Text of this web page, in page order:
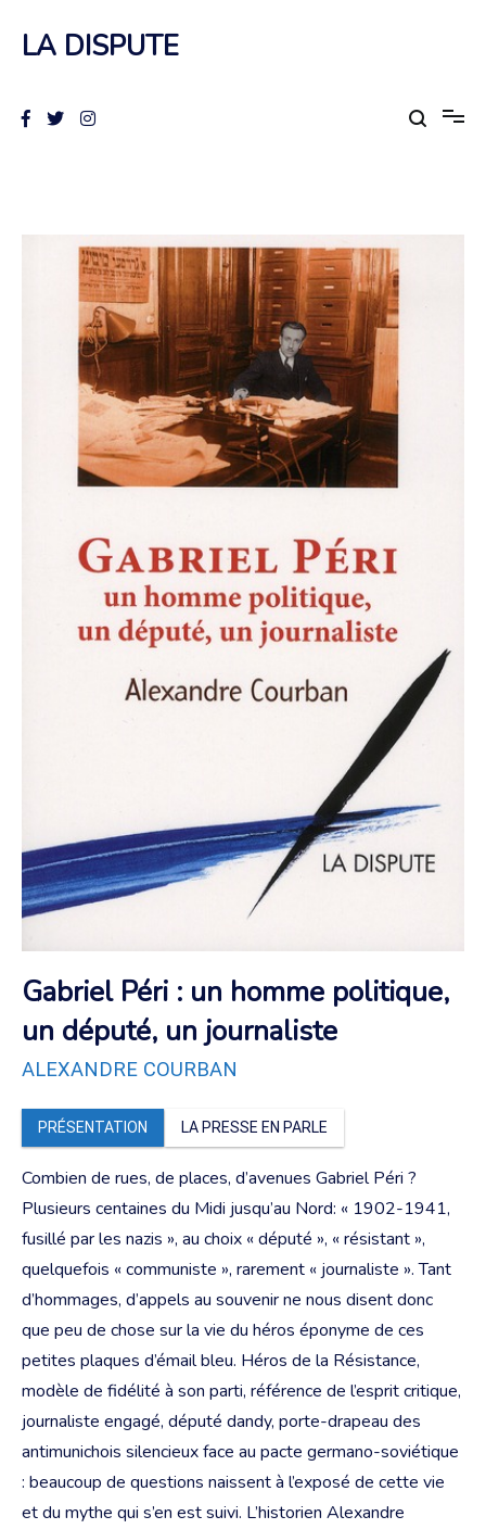
contenu
LA DISPUTE
Gabriel Péri : un homme politique,
un député, un journaliste
ALEXANDRE COURBAN
PRÉSENTATION LA PRESSE EN PARLE
Combien de rues, de places, d’avenues Gabriel Péri ?
Plusieurs centaines du Midi jusqu’au Nord: « 1902-1941,
fusillé par les nazis », au choix « député », « résistant »,
quelquefois « communiste », rarement « journaliste ». Tant
d’hommages, d’appels au souvenir ne nous disent donc
que peu de chose sur la vie du héros éponyme de ces
petites plaques d’émail bleu. Héros de la Résistance,
modèle de fidélité à son parti, référence de l’esprit critique,
journaliste engagé, député dandy, porte-drapeau des
antimunichois silencieux face au pacte germano-soviétique
: beaucoup de questions naissent à l’exposé de cette vie
et du mythe qui s’en est suivi. L’historien Alexandre